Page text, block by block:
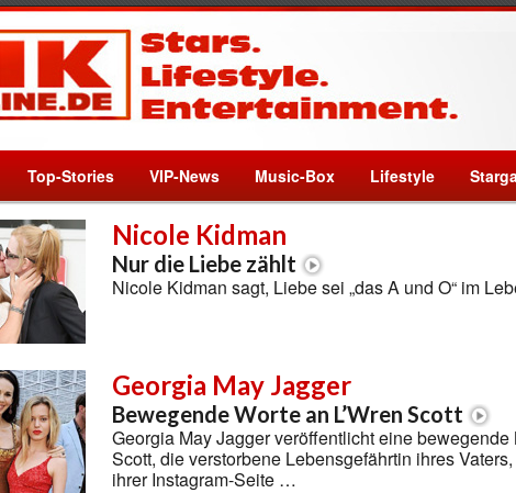
Top-Stories VIP-News Music-Box Lifestyle
Nicole Kidman
Nur die Liebe zählt
Nicole Kidman sagt, Liebe sei „das A und O“ im
Georgia May Jagger
Bewegende Worte an L’Wren Scott
Georgia May Jagger veröffentlicht eine bewegende
Scott, die verstorbene Lebensgefährtin ihres
ihrer Instagram-Seite …